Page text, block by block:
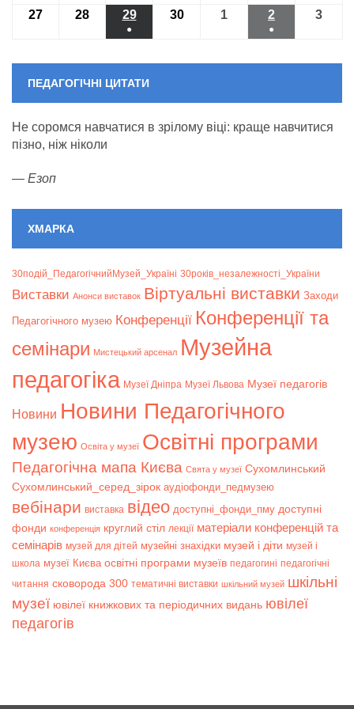
27 27.11.2023
28 28.11.2023
2929.11.2023
●
3030.11.2023
1 01.12.2023
2 02.12.2023
●
3
ПЕДАГОГІЧНІ ЦИТАТИ
Не соромся навчатися в зрілому віці: краще навчитися
пізно, ніж ніколи
— Езоп
ХМАРКА
30подій_ПедагогічнийМузей_Україні 30років_незалежності_України
Bиставки Анонси виставок Віртуальні виставки Заходи
Педагогічного музею Конференції Конференції та
семінари Мистецький арсенал Музейна
педагогіка Музеї Дніпра Музеї Львова Музеї педагогів
Новини Новини Педагогічного
музею Освіта у музеї Освітні програми
Педагогічна мапа Києва Свята у музеї Сухомлинський
Сухомлинський_серед_зірок аудіофонди_педмузею
вебінари виставка відео доступні_фонди_пму доступні
фонди конференція круглий стіл лекції матеріали конференцій та
семінарів музей для дітей музейні знахідки музей і діти музей і
школа музеї Києва освітні програми музеїв педагогині педагогічні
читання сковорода 300 тематичні виставки шкільний музей шкільні
музеї ювілеї книжкових та періодичних видань ювілеї
педагогів